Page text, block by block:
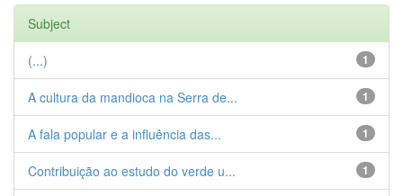
Subject
1
(...)
1
A cultura da mandioca na Serra de...
1
A fala popular e a influência das...
1
Contribuição ao estudo do verde u...